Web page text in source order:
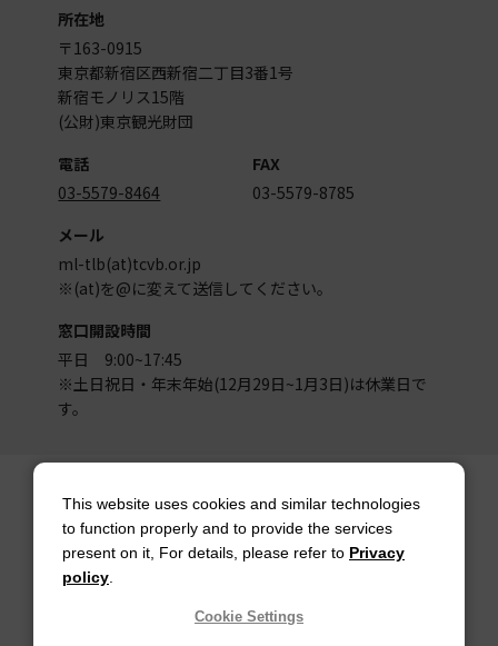
所在地
〒163-0915
東京都新宿区西新宿二丁目3番1号
新宿モノリス15階
(公財)東京観光財団
電話
03-5579-8464
FAX
03-5579-8785
メール
ml-tlb(at)tcvb.or.jp
※(at)を@に変えて送信してください。
窓口開設時間
平日 9:00~17:45
※土日祝日・年末年始(12月29日~1月3日)は休業日で
す。
アカウントポリシー
個人情報保護方針
著作権について
お問い合わせ
都庁総合ページへのリンク
This website uses cookies and similar technologies
to function properly and to provide the services
present on it, For details, please refer to Privacy
policy
Cookie Settings